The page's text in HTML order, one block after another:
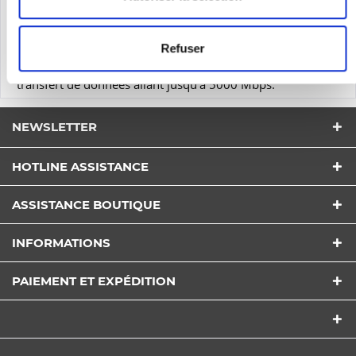
Refuser
L'alimentation électrique du point d'accès est donc
possible via la connexion réseau. L'intégration dans le
réseau se fait via un port RJ45 qui permet des taux de
transfert de données allant jusqu'à 5000 Mbps.
NEWSLETTER
HOTLINE ASSISTANCE
ASSISTANCE BOUTIQUE
INFORMATIONS
PAIEMENT ET EXPÉDITION